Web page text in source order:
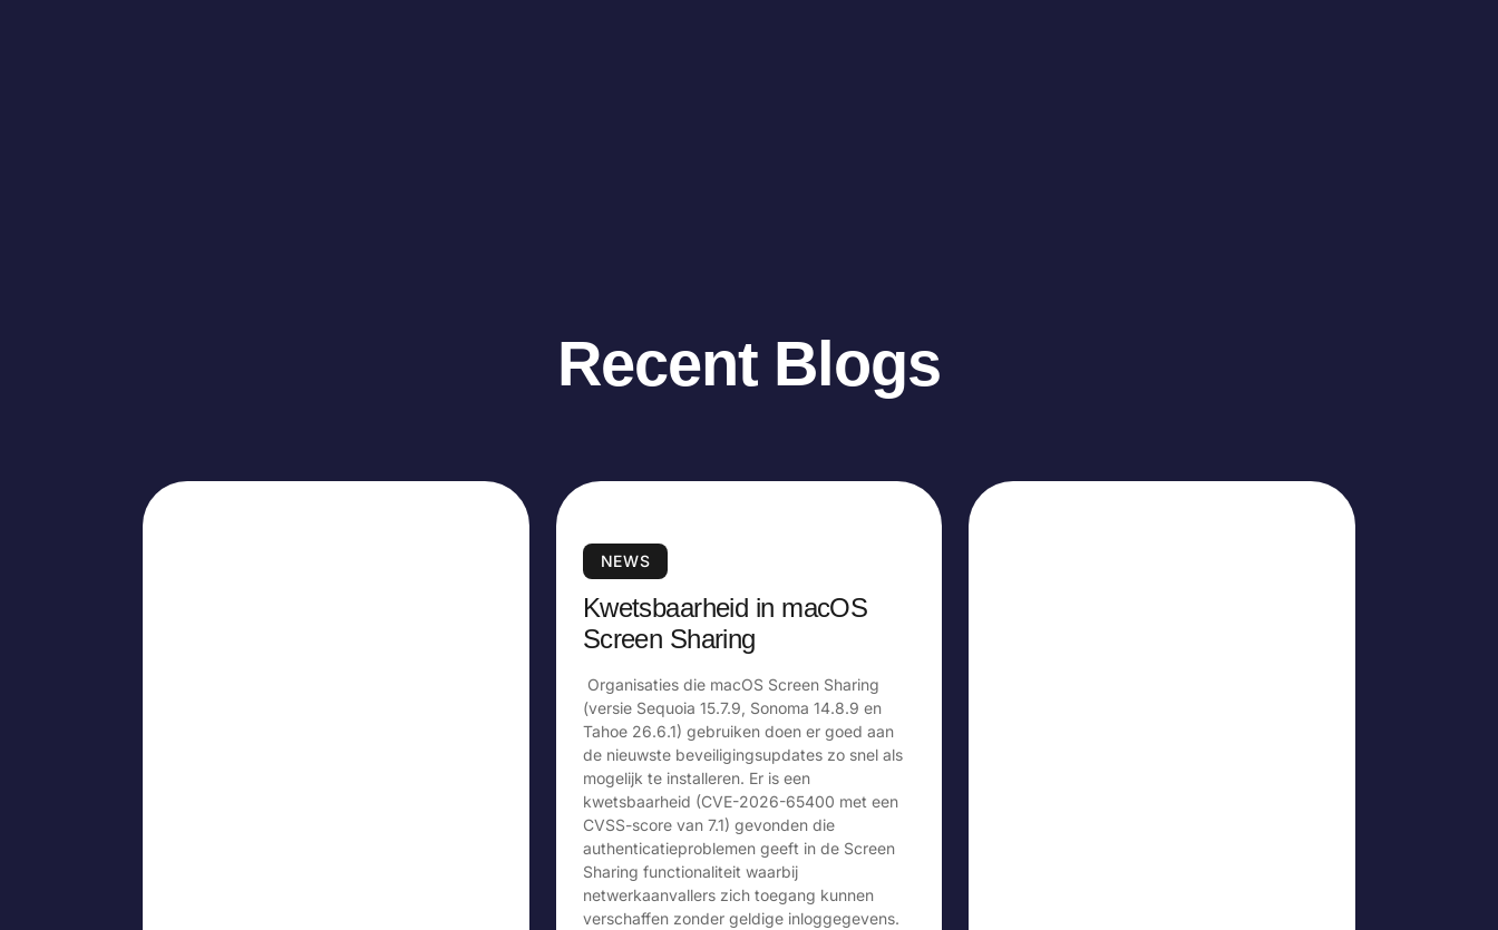
Recent Blogs
NEWS
Kwetsbaarheid in macOS
Screen Sharing
Organisaties die macOS Screen Sharing
(versie Sequoia 15.7.9, Sonoma 14.8.9 en
Tahoe 26.6.1) gebruiken doen er goed aan
de nieuwste beveiligingsupdates zo snel als
mogelijk te installeren. Er is een
kwetsbaarheid (CVE-2026-65400 met een
CVSS-score van 7.1) gevonden die
authenticatieproblemen geeft in de Screen
Sharing functionaliteit waarbij
netwerkaanvallers zich toegang kunnen
verschaffen zonder geldige inloggegevens.